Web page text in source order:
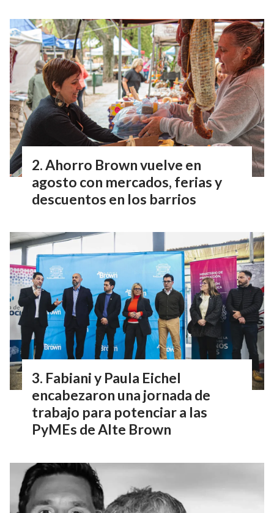
Ahorro Brown vuelve en
agosto con mercados, ferias y
descuentos en los barrios
Fabiani y Paula Eichel
encabezaron una jornada de
trabajo para potenciar a las
PyMEs de Alte Brown